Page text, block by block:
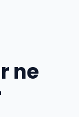
ne